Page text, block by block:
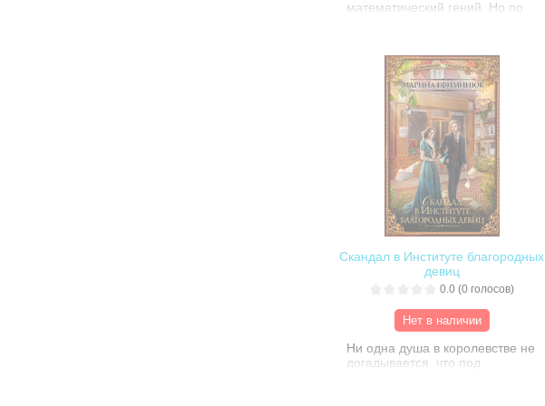
математический гений. Но по
Когда Квентин неожиданно
попадает в частный колледж
магии Брекбиллс, ему кажется,
что все мечты разом сбылись.
Однако волшебная страна из
детских фантазий оказывается
гораздо более опасным местом,
чем он мог себе представить…
Скандал в Институте благородных
девиц
0.0 (0 голосов)
Нет в наличии
Ни одна душа в королевстве не
догадывается, что под